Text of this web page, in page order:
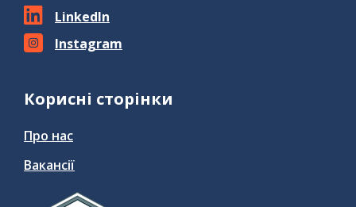
LinkedIn
Instagram
Корисні сторінки
Про нас
Вакансії